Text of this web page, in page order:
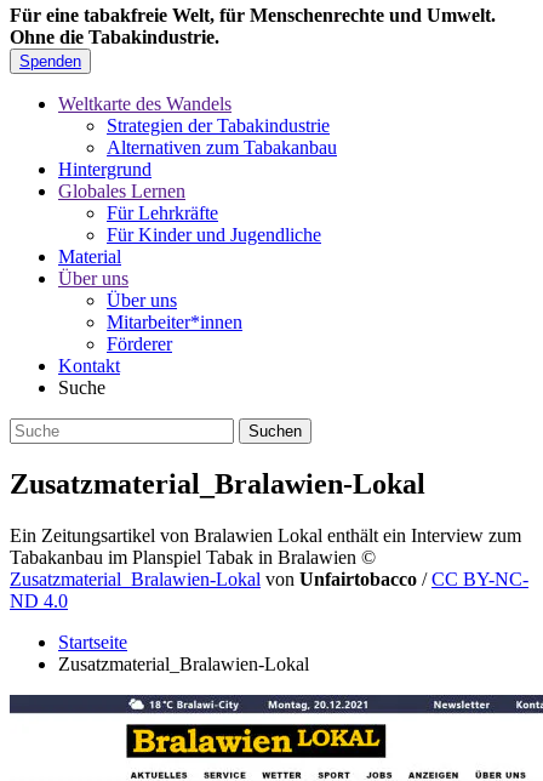
Für eine tabakfreie Welt, für Menschenrechte und Umwelt.
Ohne die Tabakindustrie.
Spenden
Weltkarte des Wandels
Strategien der Tabakindustrie
Alternativen zum Tabakanbau
Hintergrund
Globales Lernen
Für Lehrkräfte
Für Kinder und Jugendliche
Material
Über uns
Über uns
Mitarbeiter*innen
Förderer
Kontakt
Suche
Zusatzmaterial_Bralawien-Lokal
Ein Zeitungsartikel von Bralawien Lokal enthält ein Interview zum
Tabakanbau im Planspiel Tabak in Bralawien ©
Zusatzmaterial_Bralawien-Lokal von Unfairtobacco /CC BY-NC-
ND 4.0
Startseite
Zusatzmaterial_Bralawien-Lokal